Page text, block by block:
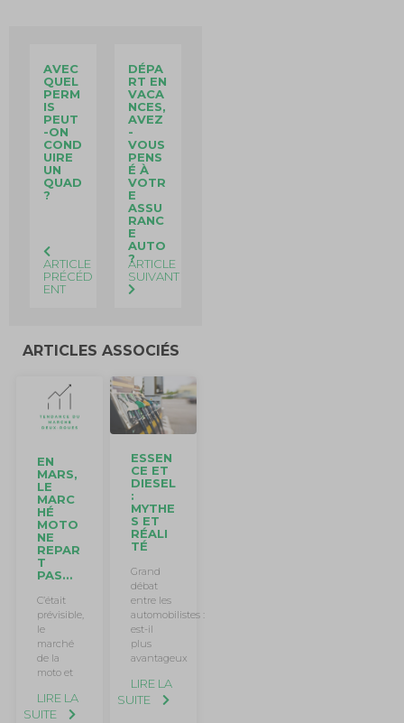
AVEC
QUEL
PERM
IS
PEUT
-ON
COND
UIRE
UN
QUAD
?
ARTICLE
PRÉCÉD
ENT
DÉPA
RT EN
VACA
NCES,
AVEZ
-
VOUS
PENS
É À
VOTR
E
ASSU
RANC
E
AUTO
?
ARTICLE
SUIVANT
ARTICLES ASSOCIÉS
EN
MARS,
LE
MARC
HÉ
MOTO
NE
REPAR
T
PAS…
C’était
prévisible,
le
marché
de la
moto et
LIRE LA
SUITE
ESSEN
CE ET
DIESEL
:
MYTHE
S ET
RÉALI
TÉ
Grand
débat
entre les
automobilistes :
est-il
plus
avantageux
LIRE LA
SUITE